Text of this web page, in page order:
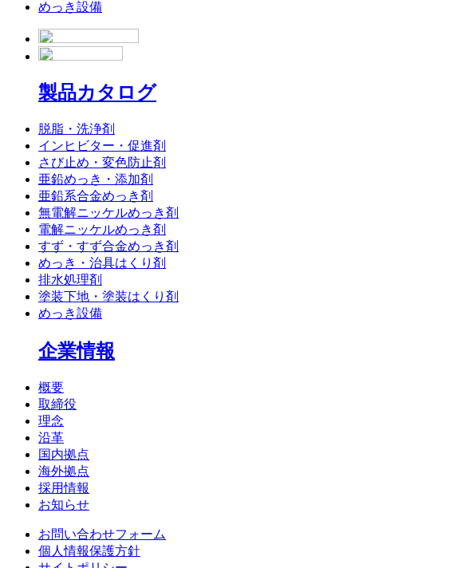
めっき設備
製品カタログ
脱脂・洗浄剤
インヒビター・促進剤
さび止め・変色防止剤
亜鉛めっき・添加剤
亜鉛系合金めっき剤
無電解ニッケルめっき剤
電解ニッケルめっき剤
すず・すず合金めっき剤
めっき・治具はくり剤
排水処理剤
塗装下地・塗装はくり剤
めっき設備
企業情報
概要
取締役
理念
沿革
国内拠点
海外拠点
採用情報
お知らせ
お問い合わせフォーム
個人情報保護方針